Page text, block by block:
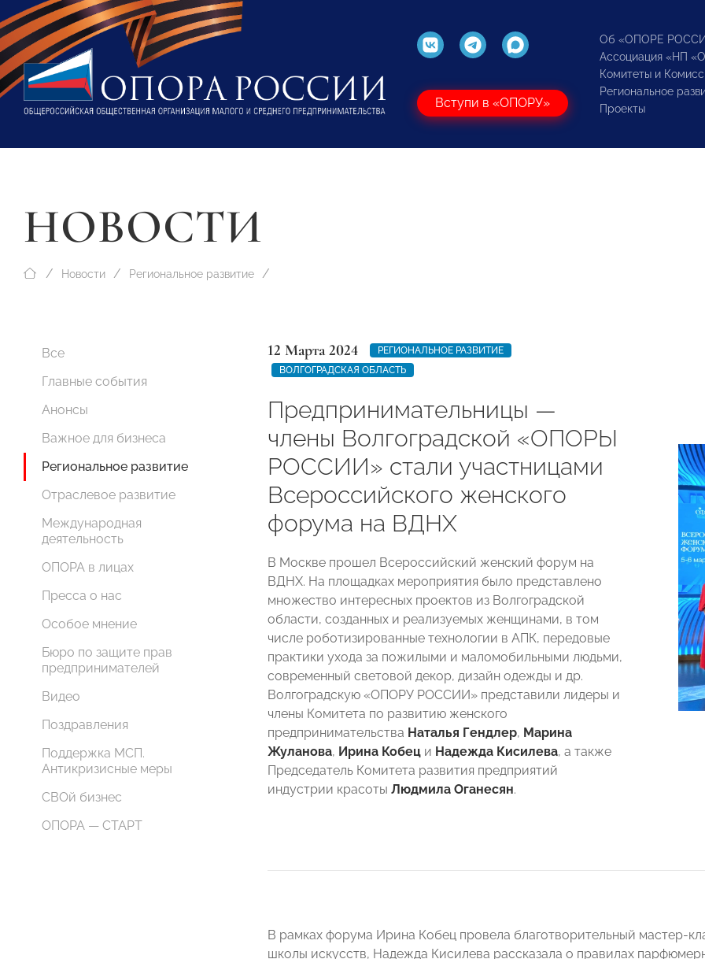
Вступи в «ОПОРУ»
Об «ОПОРЕ
Ассоциация «НП
Комитеты и
Региональное
Проекты
НОВОСТИ
Новости Региональное развитие
Все
Главные события
Анонсы
Важное для бизнеса
Региональное развитие
Отраслевое развитие
Международная
деятельность
ОПОРА в лицах
Пресса о нас
Особое мнение
Бюро по защите прав
предпринимателей
Видео
Поздравления
Поддержка МСП.
Антикризисные меры
СВОй бизнес
ОПОРА — СТАРТ
12 Марта 2024
РЕГИОНАЛЬНОЕ РАЗВИТИЕ
ВОЛГОГРАДСКАЯ ОБЛАСТЬ
Предпринимательницы —
члены Волгоградской «ОПОРЫ
РОССИИ» стали участницами
Всероссийского женского
форума на ВДНХ
В Москве прошел Всероссийский женский форум на
ВДНХ. На площадках мероприятия было представлено
множество интересных проектов из Волгоградской
области, созданных и реализуемых женщинами, в том
числе роботизированные технологии в АПК, передовые
практики ухода за пожилыми и маломобильными людьми,
современный световой декор, дизайн одежды и др.
Волгоградскую «ОПОРУ РОССИИ» представили лидеры и
члены Комитета по развитию женского
предпринимательства Наталья Гендлер, Марина
Жуланова, Ирина Кобец и Надежда Кисилева, а также
Председатель Комитета развития предприятий
индустрии красоты Людмила Оганесян.
В рамках форума Ирина Кобец провела благотворительный мастер-
школы искусств, Надежда Кисилева рассказала о правилах